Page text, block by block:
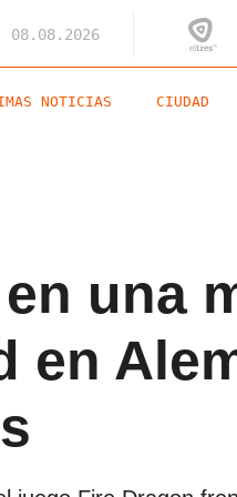
08.08.2026
NOTICIAS CIUDAD
una
en